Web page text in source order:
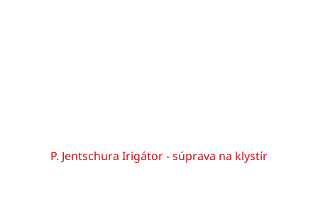
P. Jentschura Irigátor - súprava na klystír